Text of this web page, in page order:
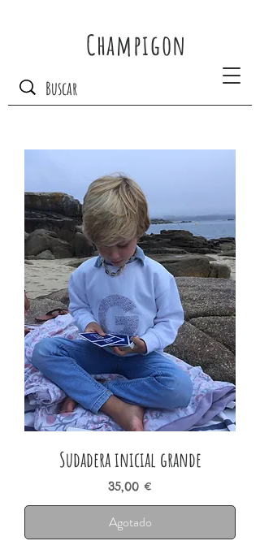
Champigon
Sudadera inicial grande
Precio
35,00 €
Agotado